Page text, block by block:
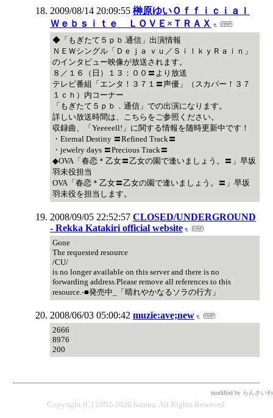
2009/08/14 20:09:55 榊原ゆいＯｆｆｉｃｉａｌ
Ｗｅｂｓｉｔｅ ＬＯＶＥ×ＴＲＡＸ
◆「もぎたて５ｐｂ.通信」出演情報
ＮＥＷシングル「Ｄｅｊａ ｖｕ／ＳｉｌｋｙＲａｉｎ」
のインタビュー映像が放送されます。
８／１６（日）１３：００〓より放送
テレビ番組「エンタ！３７１〓声優」（スカパー！３７
１ｃｈ）内コーナー
「もぎたて５ｐｂ．通信」での出演になります。
詳しい放送時間は、こちらをご参照ください。
収録曲、「Yeeeeell!」に関する情報を随時更新中です！
・Eternal Destiny 〓Refined Track〓
・jewelry days 〓Precious Track〓
◆OVA「春恋＊乙女〓乙女の園で逢いましょう。〓」早坂
羽未役担当
OVA「春恋＊乙女〓乙女の園で逢いましょう。〓」早坂
羽未役を担当します。
2008/09/05 22:52:57 CLOSED/UNDERGROUND
- Rekka Katakiri official website
Gone
The requested resource
/CU/
is no longer available on this server and there is no
forwarding address.Please remove all references to this
resource.-■発売中_「晴れやかなるソラの行方」
2008/06/03 05:00:42 muzie:ave;new
2666
8976
200
modified by らんさいわ
Copyright (C) 2002-2026 hatena. All Rights Reserved.